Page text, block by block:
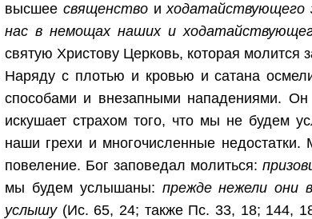
высшее священствоиходатайствующего
нас в немощах наших и
святую Христову Церковь, которая молится
Наряду с плотью и кровью и сатана
способами и внезапными нападениями. Он
искушает страхом того, что мы не будем
наши грехи и многочисленные
повеление. Бог заповедал молиться:
мы будем услышаны: прежде нежели они
услышу(Ис. 65, 24; также Пс. 33, 18; 144,